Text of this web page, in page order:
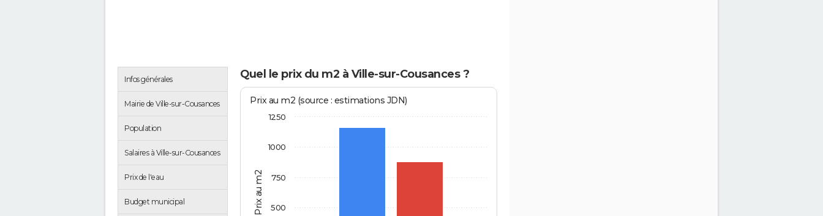
Infos générales
Mairie de Ville-sur-Cousances
Population
Salaires à Ville-sur-Cousances
Prix de l'eau
Budget municipal
Quel le prix du m2 à Ville-sur-Cousances ?
Prix au m2
Prix au m2 (source : estimations JDN)
500
750
1000
1250